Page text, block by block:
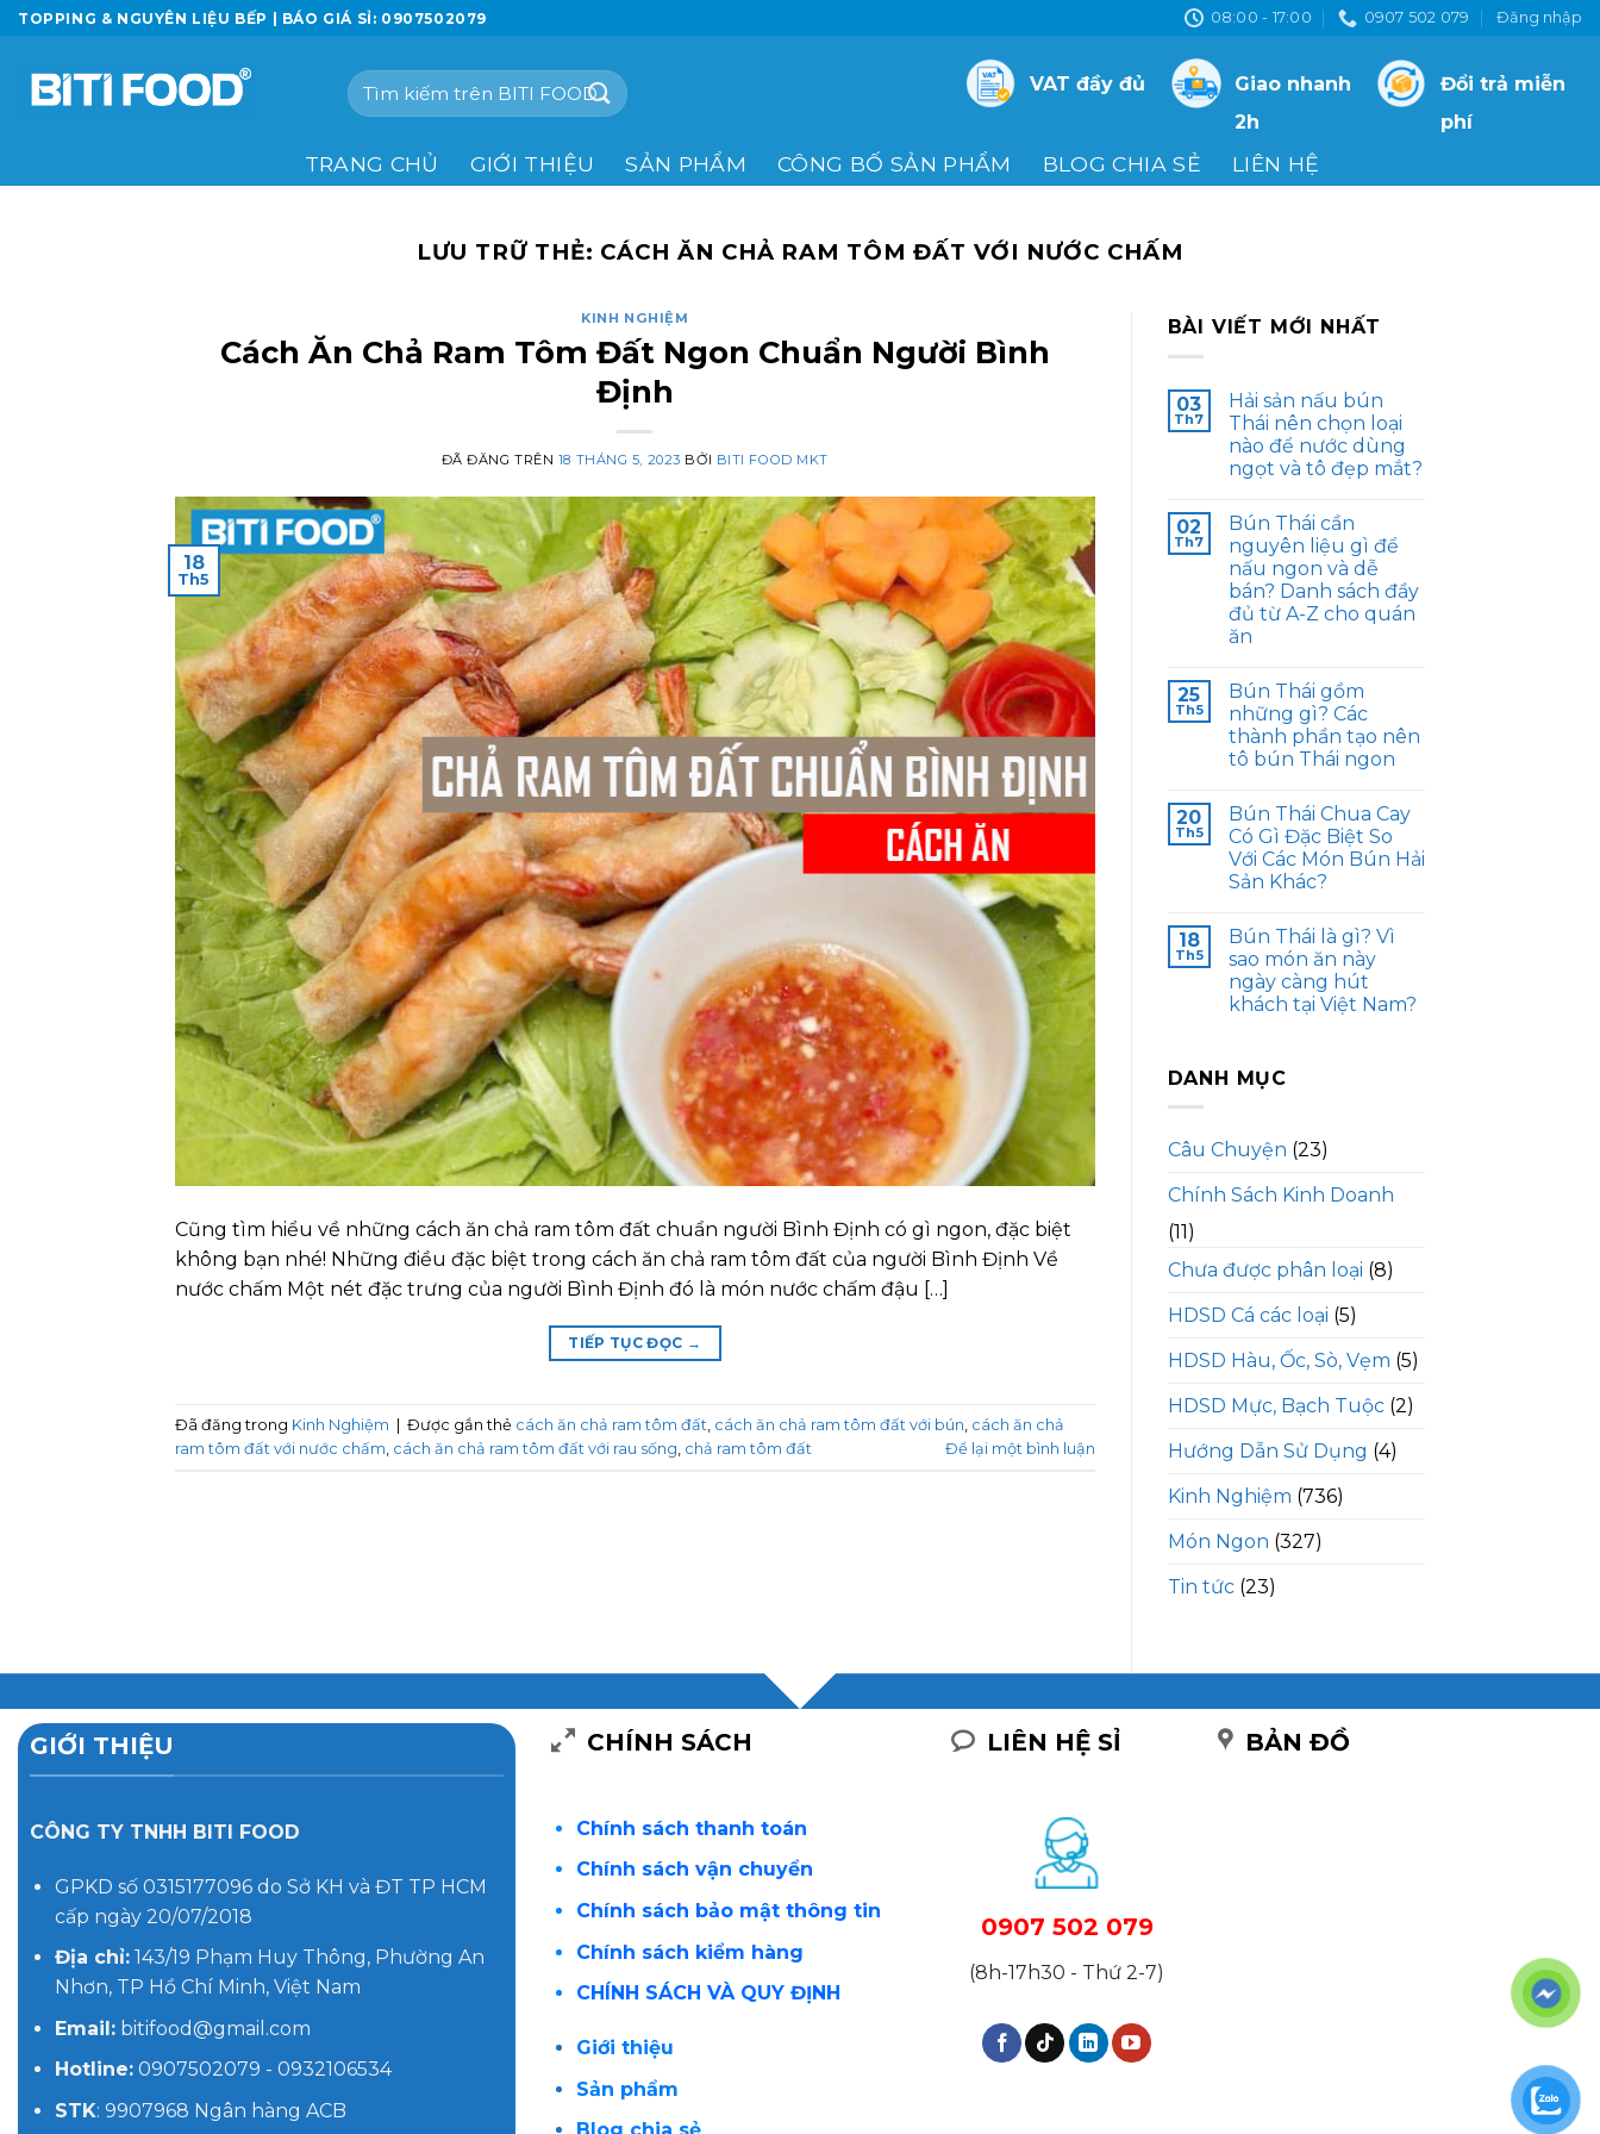
Chuyển
đến
dung
TOPPING & NGUYÊN LIỆU BẾP | BÁO GIÁ SỈ: 0907502079 08:00 - 17:00 0907 502 079 Đăng nhập
Tìm
kiếm:
VAT đầy đủ
Giao nhanh
2h
Đổi trả miễn
phí
TRANG CHỦ GIỚI THIỆU SẢN PHẨM CÔNG BỐ SẢN PHẨM BLOG CHIA SẺ LIÊN HỆ
LƯU TRỮ THẺ: CÁCH ĂN CHẢ RAM TÔM ĐẤT VỚI NƯỚC CHẤM
KINH NGHIỆM
Cách Ăn Chả Ram Tôm Đất Ngon Chuẩn Người Bình
Định
ĐÃ ĐĂNG TRÊN 18 THÁNG 5, 2023 BỞI BITI FOOD MKT
18
Th5
Cũng tìm hiểu về những cách ăn chả ram tôm đất chuẩn người Bình Định có gì ngon, đặc biệt
không bạn nhé! Những điều đặc biệt trong cách ăn chả ram tôm đất của người Bình Định Về
nước chấm Một nét đặc trưng của người Bình Định đó là món nước chấm đậu […]
TIẾP TỤC ĐỌC →
Đã đăng trong Kinh Nghiệm | Được gắn thẻ cách ăn chả ram tôm đất cách ăn chả ram tôm đất với bún cách ăn chả
ram tôm đất với nước chấm cách ăn chả ram tôm đất với rau sống chả ram tôm đất Để lại một bình luận
BÀI VIẾT MỚI NHẤT
03
Th7
Hải sản nấu bún
Thái nên chọn loại
nào để nước dùng
ngọt và tô đẹp mắt?
02
Th7
Bún Thái cần
nguyên liệu gì để
nấu ngon và dễ
bán? Danh sách đầy
đủ từ A-Z cho quán
ăn
25
Th5
Bún Thái gồm
những gì? Các
thành phần tạo nên
tô bún Thái ngon
20
Th5
Bún Thái Chua Cay
Có Gì Đặc Biệt So
Với Các Món Bún Hải
Sản Khác?
18
Th5
Bún Thái là gì? Vì
sao món ăn này
ngày càng hút
khách tại Việt Nam?
DANH MỤC
Câu Chuyện (23)
Chính Sách Kinh Doanh
(11)
Chưa được phân loại (8)
HDSD Cá các loại (5)
HDSD Hàu, Ốc, Sò, Vẹm (5)
HDSD Mực, Bạch Tuộc(2)
Hướng Dẫn Sử Dụng (4)
Kinh Nghiệm (736)
Món Ngon (327)
Tin tức(23)
GIỚI THIỆU
CÔNG TY TNHH BITI FOOD
GPKD số 0315177096 do Sở KH và ĐT TP HCM
cấp ngày 20/07/2018
Địa chỉ:143/19 Phạm Huy Thông, Phường An
Nhơn, TP Hồ Chí Minh, Việt Nam
Email:bitifood@gmail.com
Hotline:0907502079 - 0932106534
STK: 9907968 Ngân hàng ACB
CHÍNH SÁCH
Chính sách thanh toán
Chính sách vận chuyển
Chính sách bảo mật thông tin
Chính sách kiểm hàng
CHÍNH SÁCH VÀ QUY ĐỊNH
Giới thiệu
Sản phẩm
LIÊN HỆ SỈ
0907 502 079
(8h-17h30 - Thứ 2-7)
BẢN ĐỒ